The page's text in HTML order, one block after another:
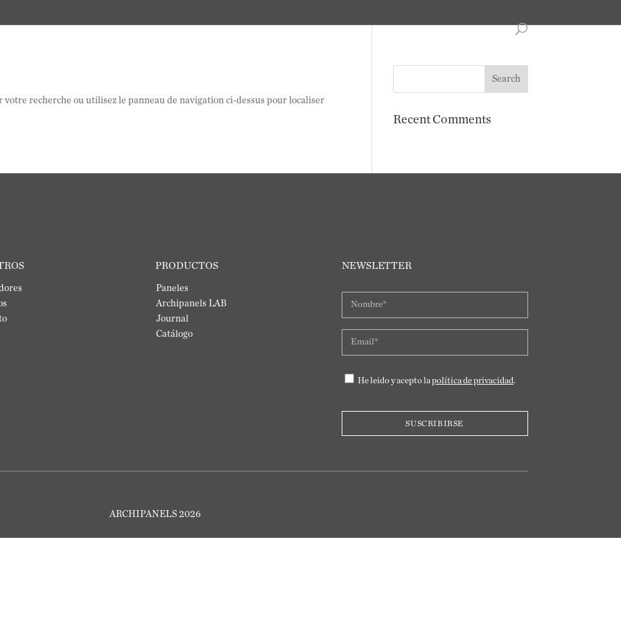
recherche ou utilisez le panneau de navigation ci-dessus pour localiser
Recent Comments
PRODUCTOS
Paneles
Archipanels LAB
Journal
Catálogo
NEWSLETTER
He leido y acepto lapolítica de privacidad.
ARCHIPANELS 2026